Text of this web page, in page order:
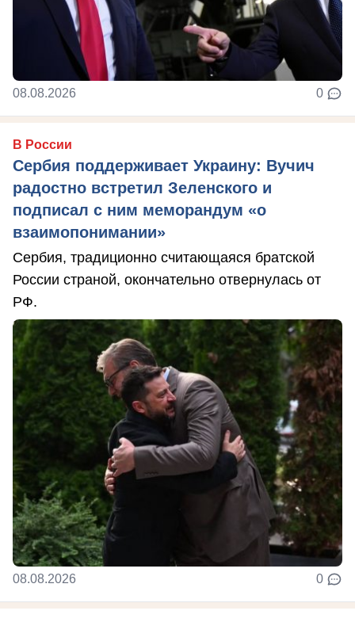
08.08.2026 0
В России
Сербия поддерживает Украину: Вучич
радостно встретил Зеленского и
подписал с ним меморандум «о
взаимопонимании»
Сербия, традиционно считающаяся братской
России страной, окончательно отвернулась от
РФ.
08.08.2026 0